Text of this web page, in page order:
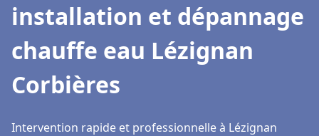
installation et dépannage
chauffe eau Lézignan
Corbières
Intervention rapide et professionnelle à Lézignan